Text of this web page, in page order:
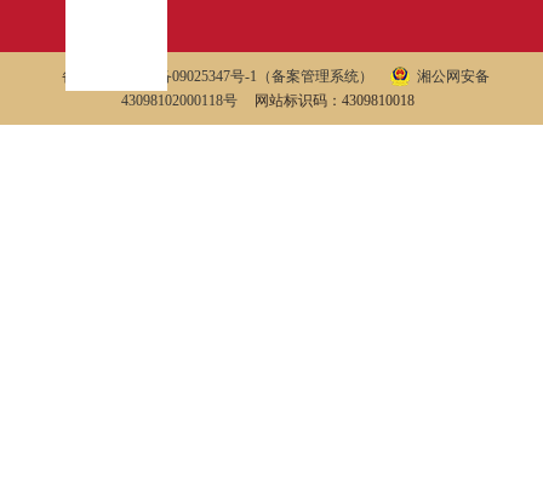
备案号： 湘ICP备09025347号-1 （备案管理系统）
湘公网安备
43098102000118号
网站标识码：4309810018